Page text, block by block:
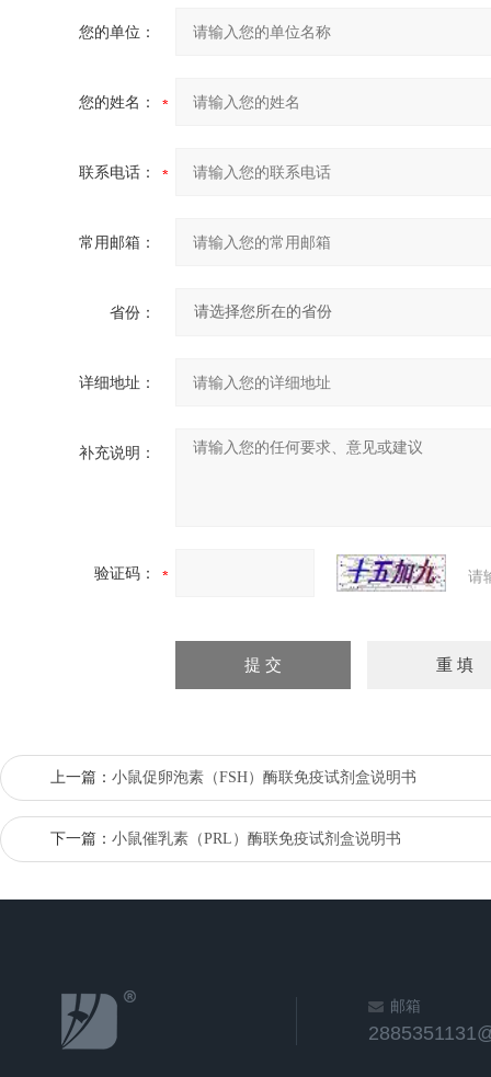
您的单位：
您的姓名：
联系电话：
常用邮箱：
省份：
详细地址：
补充说明：
验证码： 请
上一篇： 小鼠促卵泡素（FSH）酶联免疫试剂盒说明书
下一篇： 小鼠催乳素（PRL）酶联免疫试剂盒说明书
邮箱